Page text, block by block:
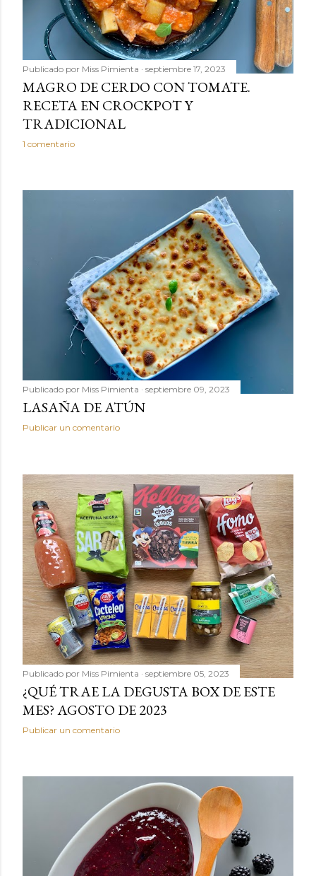
Publicado por Miss Pimienta septiembre 17, 2023
MAGRO DE CERDO CON TOMATE.
RECETA EN CROCKPOT Y
TRADICIONAL
1 comentario
Publicado por Miss Pimienta septiembre 09, 2023
LASAÑA DE ATÚN
Publicar un comentario
Publicado por Miss Pimienta septiembre 05, 2023
¿QUÉ TRAE LA DEGUSTA BOX DE ESTE
MES? AGOSTO DE 2023
Publicar un comentario